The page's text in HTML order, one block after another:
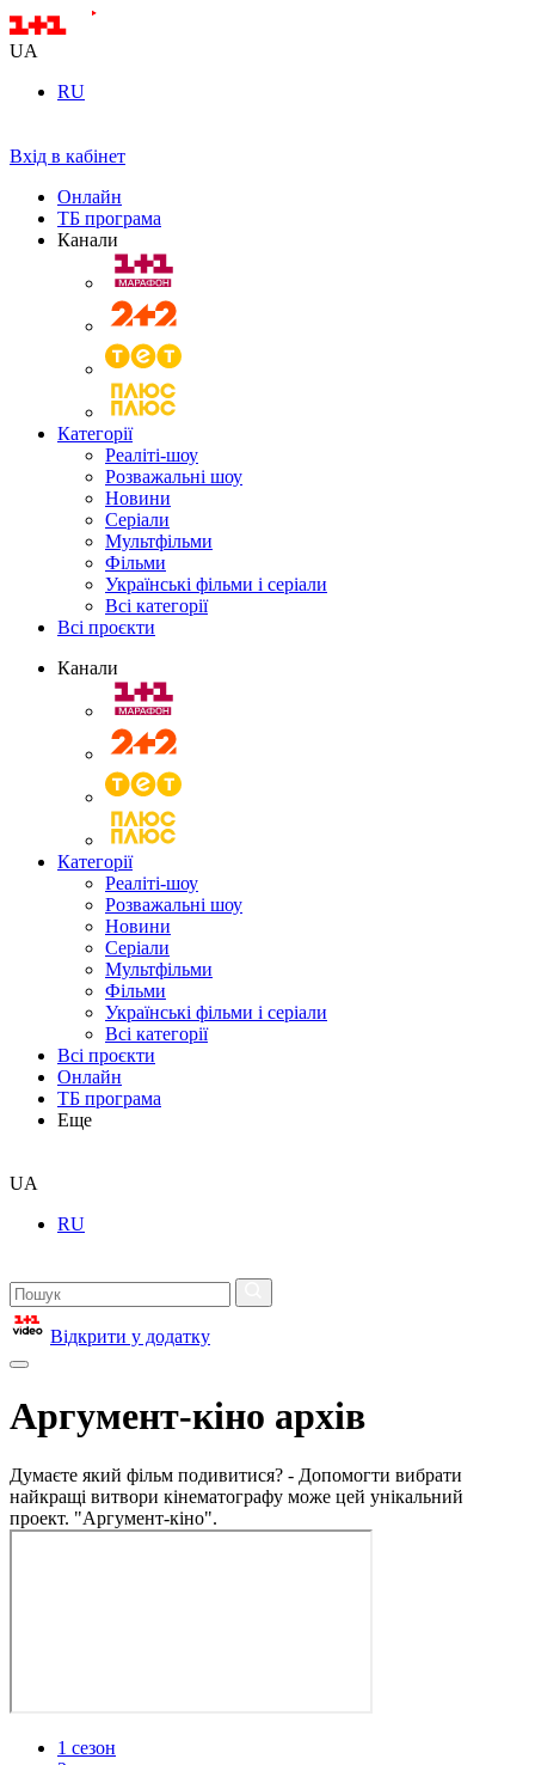
UA
RU
Вхід в кабінет
Онлайн
ТБ програма
Канали
Категорії
Реаліті-шоу
Розважальні шоу
Новини
Серіали
Мультфільми
Фільми
Українські фільми і серіали
Всі категорії
Всі проєкти
Канали
Категорії
Реаліті-шоу
Розважальні шоу
Новини
Серіали
Мультфільми
Фільми
Українські фільми і серіали
Всі категорії
Всі проєкти
Онлайн
ТБ програма
Еще
UA
RU
Відкрити у додатку
Аргумент-кіно архів
Думаєте який фільм подивитися? - Допомогти вибрати
найкращі витвори кінематографу може цей унікальний
проект. "Аргумент-кіно".
1 сезон